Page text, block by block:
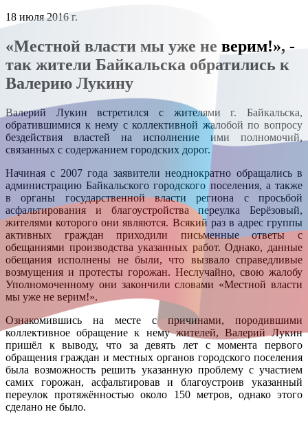
18 июля 2016 г.
«Местной власти мы уже не верим!», -
так жители Байкальска обратились к
Валерию Лукину
Валерий Лукин встретился с жителями г. Байкальска,
обратившимися к нему с коллективной жалобой по вопросу
бездействия властей на исполнение ими полномочий,
связанных с содержанием городских дорог.
Начиная с 2007 года заявители неоднократно обращались в
администрацию Байкальского городского поселения, а также
в органы государственной власти региона с просьбой
асфальтирования и благоустройства переулка Берёзовый,
жителями которого они являются. Всякий раз в адрес группы
активных граждан приходили письменные ответы с
обещаниями производства указанных работ. Однако, данные
обещания исполнены не были, что вызвало справедливые
возмущения и протесты горожан. Неслучайно, свою жалобу
Уполномоченному они закончили словами «Местной власти
мы уже не верим!».
Ознакомившись на месте с причинами, породившими
коллективное обращение к нему жителей, Валерий Лукин
пришёл к выводу, что за девять лет с момента первого
обращения граждан и местных органов городского поселения
была возможность решить указанную проблему с участием
самих горожан, асфальтировав и благоустроив указанный
переулок протяжённостью около 150 метров, однако этого
сделано не было.